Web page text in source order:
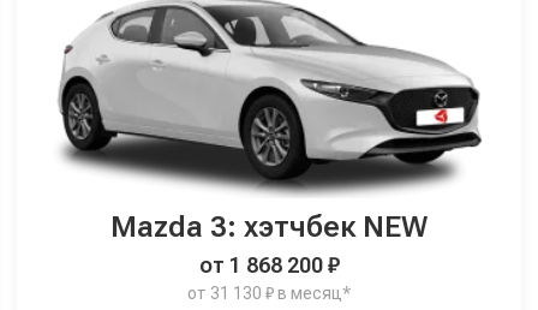
Mazda 3: хэтчбек NEW
от 1 868 200 ₽
от 31 130 ₽ в месяц*